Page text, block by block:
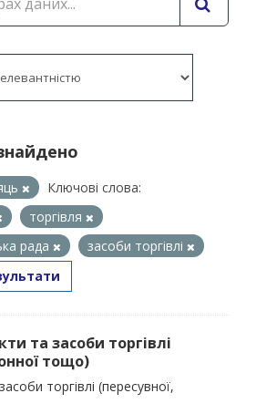
Ключові слова:
торгівля
рада
засоби торгівлі
та засоби торгівлі
тощо)
торгівлі (пересувної,